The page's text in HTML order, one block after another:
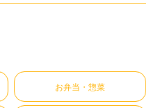
お弁当・惣菜